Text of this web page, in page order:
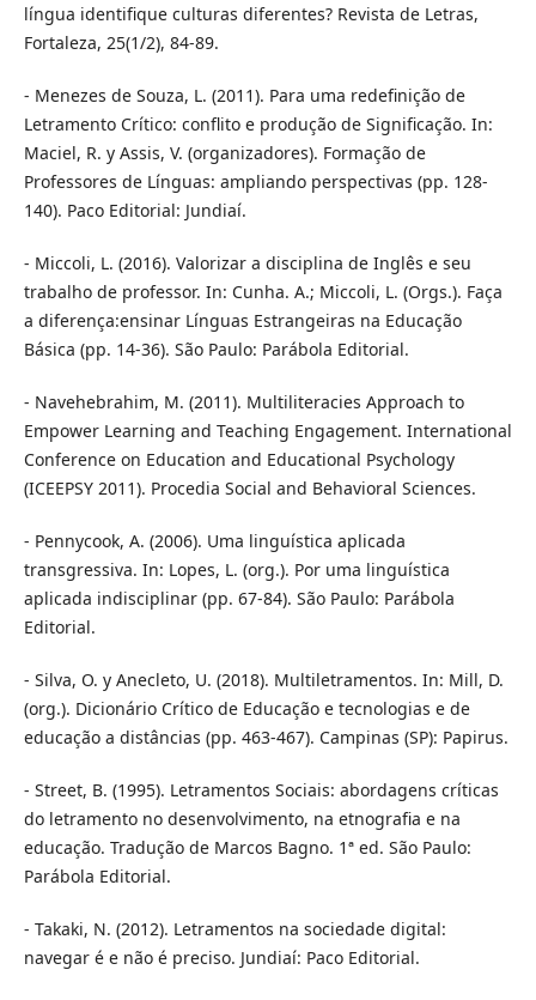
língua identifique culturas diferentes? Revista de Letras,
Fortaleza, 25(1/2), 84-89.
- Menezes de Souza, L. (2011). Para uma redefinição de
Letramento Crítico: conflito e produção de Significação. In:
Maciel, R. y Assis, V. (organizadores). Formação de
Professores de Línguas: ampliando perspectivas (pp. 128-
140). Paco Editorial: Jundiaí.
- Miccoli, L. (2016). Valorizar a disciplina de Inglês e seu
trabalho de professor. In: Cunha. A.; Miccoli, L. (Orgs.). Faça
a diferença:ensinar Línguas Estrangeiras na Educação
Básica (pp. 14-36). São Paulo: Parábola Editorial.
- Navehebrahim, M. (2011). Multiliteracies Approach to
Empower Learning and Teaching Engagement. International
Conference on Education and Educational Psychology
(ICEEPSY 2011). Procedia Social and Behavioral Sciences.
- Pennycook, A. (2006). Uma linguística aplicada
transgressiva. In: Lopes, L. (org.). Por uma linguística
aplicada indisciplinar (pp. 67-84). São Paulo: Parábola
Editorial.
- Silva, O. y Anecleto, U. (2018). Multiletramentos. In: Mill, D.
(org.). Dicionário Crítico de Educação e tecnologias e de
educação a distâncias (pp. 463-467). Campinas (SP): Papirus.
- Street, B. (1995). Letramentos Sociais: abordagens críticas
do letramento no desenvolvimento, na etnografia e na
educação. Tradução de Marcos Bagno. 1ª ed. São Paulo:
Parábola Editorial.
- Takaki, N. (2012). Letramentos na sociedade digital:
navegar é e não é preciso. Jundiaí: Paco Editorial.